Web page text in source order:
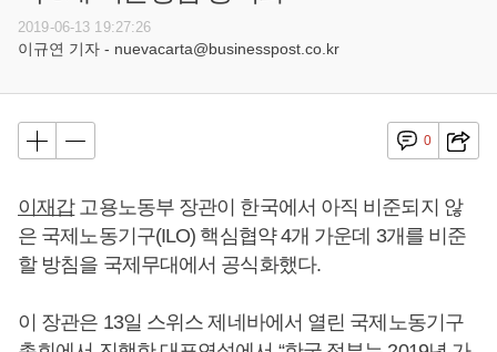
2019-06-13 19:27:26
이규연 기자 - nuevacarta@businesspost.co.kr
0
이재갑고용노동부 장관이 한국에서 아직 비준되지 않
은 국제노동기구(ILO) 핵심협약 4개 가운데 3개를 비준
할 방침을 국제무대에서 공식화했다.
이 장관은 13일 스위스 제네바에서 열린 국제노동기구